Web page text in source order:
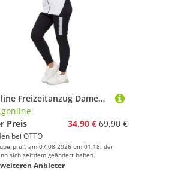
L.gonline Freizeitanzug Damen Jogging-ANZUG, mit Bündchen und Tunnelzug, Trainingsanzug (Kapuzenjacke mit Reißverschluss, Hose, 2-tlg), Fitness Freizeit Casual
Preis
34,90 € 69,90 €
bei OTTO
am 07.08.2026 um 01:18; der
sich seitdem geändert haben.
Anbieter